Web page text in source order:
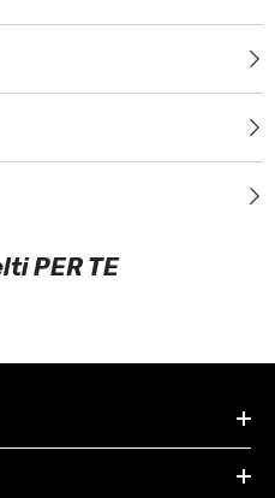
PER TE